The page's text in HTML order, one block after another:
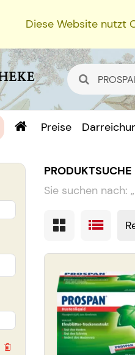
Diese Website nutzt
Preise
PRODUKTSUCHE
Sie suchen nach: „